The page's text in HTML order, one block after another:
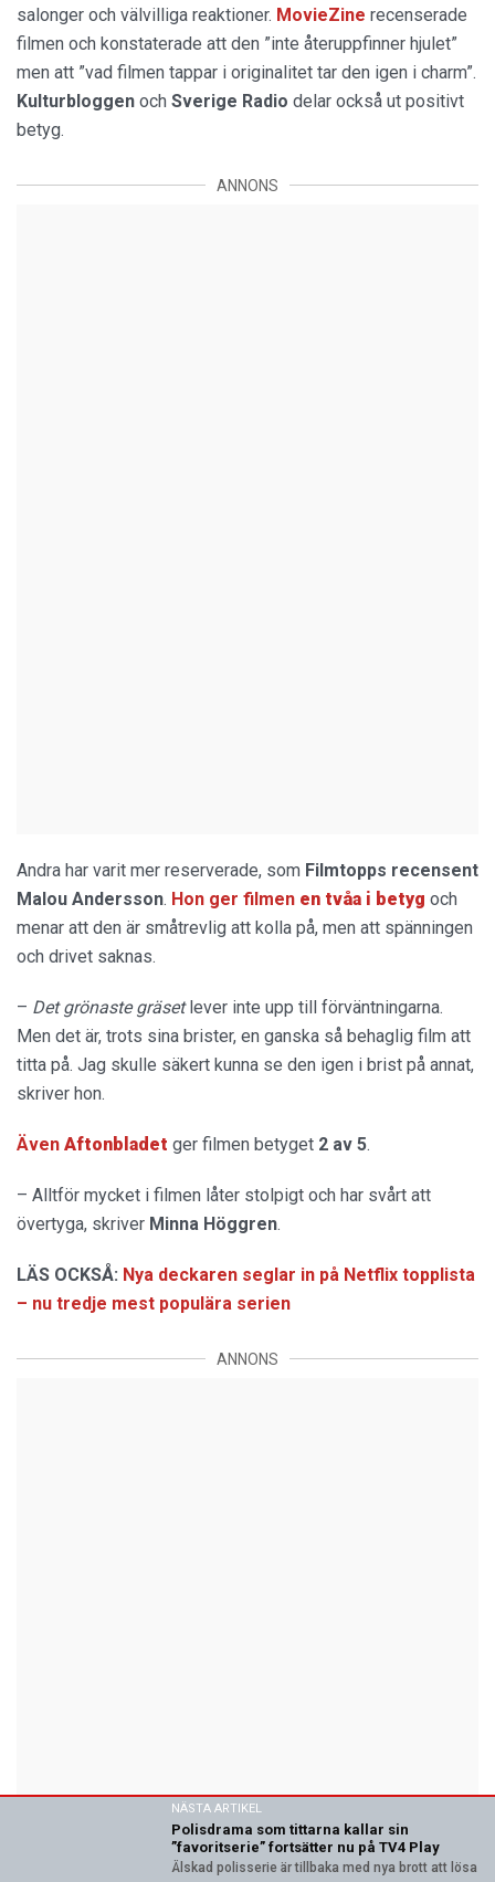
salonger och välvilliga reaktioner. MovieZine recenserade
filmen och konstaterade att den ”inte återuppfinner hjulet”
men att ”vad filmen tappar i originalitet tar den igen i charm”.
Kulturbloggen och Sverige Radio delar också ut positivt
betyg.
ANNONS
Andra har varit mer reserverade, som Filmtopps recensent
Malou Andersson. Hon ger filmen en tvåa i betyg och
menar att den är småtrevlig att kolla på, men att spänningen
och drivet saknas.
– Det grönaste gräsetlever inte upp till förväntningarna.
Men det är, trots sina brister, en ganska så behaglig film att
titta på. Jag skulle säkert kunna se den igen i brist på annat,
skriver hon.
Även Aftonbladet ger filmen betyget 2 av 5.
– Alltför mycket i filmen låter stolpigt och har svårt att
övertyga, skriver Minna Höggren.
LÄS OCKSÅ: Nya deckaren seglar in på Netflix topplista
– nu tredje mest populära serien
ANNONS
NÄSTA ARTIKEL
Polisdrama som tittarna kallar sin
”favoritserie” fortsätter nu på TV4 Play
Älskad polisserie är tillbaka med nya brott att lösa